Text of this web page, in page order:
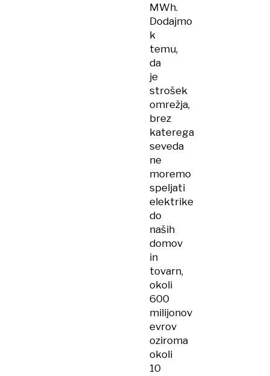
MWh.
Dodajmo
k
temu,
da
je
strošek
omrežja,
brez
katerega
seveda
ne
moremo
speljati
elektrike
do
naših
domov
in
tovarn,
okoli
600
milijonov
evrov
oziroma
okoli
10